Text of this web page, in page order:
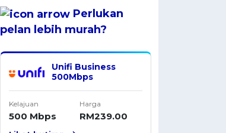
Perlukan
pelan lebih murah?
Unifi Business
500Mbps
Kelajuan
500 Mbps
Harga
RM239.00